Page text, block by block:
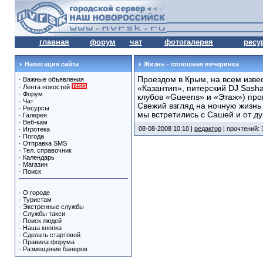
главная форум чат фотогалерея
Навигация сайта
· Важные объявления
· Лента новостей
· Форум
· Чат
· Ресурсы
· Галерея
· Веб-кам
· Игротека
· Погода
· Отправка SMS
· Тел. справочник
· Календарь
· Магазин
· Поиск
· О городе
· Туристам
· Экстренные службы
· Службы такси
· Поиск людей
· Наша кнопка
· Сделать стартовой
· Правила форума
· Размещение банеров
Жизнь - сплошная вечеринка
Проездом в Крым, на всем
«Казантип», питерский DJ
клубов «Gueens» и «Этаж»)
Свежий взгляд на ночную
мы встретились с Сашей и от
08-08-2008 10:10 | редактор| прочтений: